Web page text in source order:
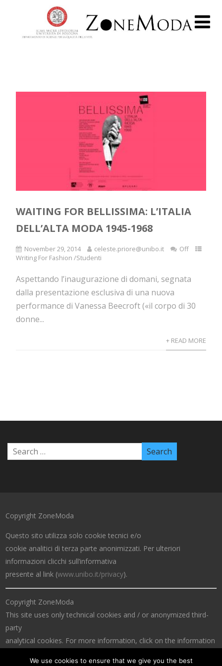
WAITING FOR BELLISSIMA: L’ITALIA
DELL’ALTA MODA 1945-1968
November 29, 2014 celeste.priore@unibo.it
Off
Writing For Fashion /Studenti
Aspettando l’inaugurazione di domani, segnata
dalla presentazione esclusiva di una nuova
performance di Vanessa Beecroft («il corpo di 30
donne...
+ READ MORE
Copyright ZoneModa
Questo sito utilizza solo cookie tecnici e/o
cookie analitici di terza parte anonimizzati. Per ulteriori
informazioni clicchi sull’informativa
presente al link (www.unibo.it/privacy).
Copyright ZoneModa
This site uses only technical cookies and / or anonymized third-
party
analytical cookies. For more information, click on the information
We use cookies to ensure that we give you the best